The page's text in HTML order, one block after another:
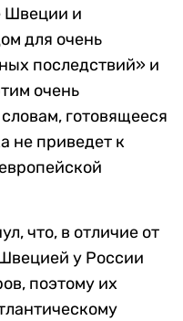
Швеции и
для очень
последствий» и
очень
готовящееся
не приведет к
что, в отличие от
у России
поэтому их